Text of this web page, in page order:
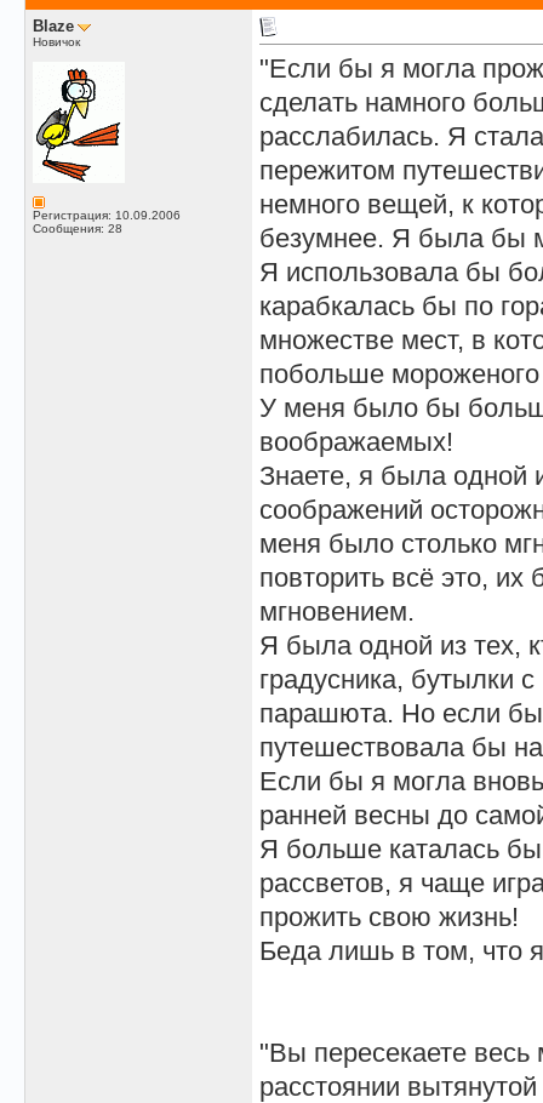
Blaze
Новичок
Регистрация: 10.09.2006
Сообщения: 28
"Если бы я могла
сделать намного
расслабилась. Я
пережитом
немного вещей, к
безумнее. Я была бы
Я использовала бы
карабкалась бы по
множестве мест, в
побольше
У меня было бы
воображаемых!
Знаете, я была одной
соображений
меня было столько
повторить всё это,
мгновением.
Я была одной из тех,
градусника, бутылки
парашюта. Но если бы
путешествовала бы
Если бы я могла
ранней весны до
Я больше каталась
рассветов, я чаще
прожить свою жизнь!
Беда лишь в том, что
"Вы пересекаете весь
расстоянии